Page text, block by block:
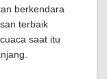
berkendara
terbaik
saat itu